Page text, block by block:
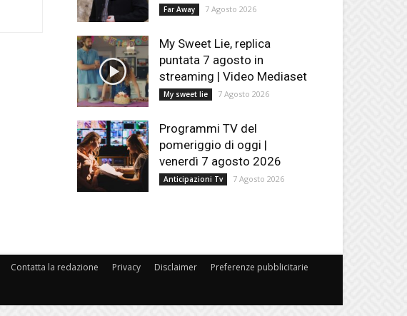
Far Away 7 Agosto 2026
My Sweet Lie, replica
puntata 7 agosto in
streaming | Video Mediaset
My sweet lie 7 Agosto 2026
Programmi TV del
pomeriggio di oggi |
venerdì 7 agosto 2026
Anticipazioni Tv 7 Agosto 2026
Contatta la redazione Privacy Disclaimer Preferenze pubblicitarie